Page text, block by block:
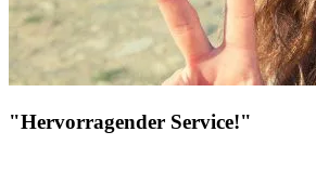
"Hervorragender Service!"